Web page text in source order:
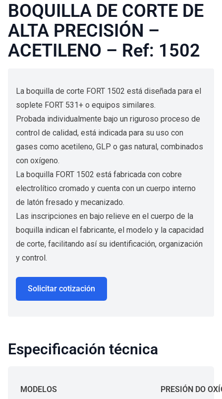
BOQUILLA DE CORTE DE
ALTA PRECISIÓN –
ACETILENO – Ref: 1502
La boquilla de corte FORT 1502 está diseñada para el
soplete FORT 531+ o equipos similares.
Probada individualmente bajo un riguroso proceso de
control de calidad, está indicada para su uso con
gases como acetileno, GLP o gas natural, combinados
con oxígeno.
La boquilla FORT 1502 está fabricada con cobre
electrolítico cromado y cuenta con un cuerpo interno
de latón fresado y mecanizado.
Las inscripciones en bajo relieve en el cuerpo de la
boquilla indican el fabricante, el modelo y la capacidad
de corte, facilitando así su identificación, organización
y control.
Solicitar cotización
Especificación técnica
MODELOS
PRESIÓN DO